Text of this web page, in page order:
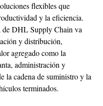
flexibles que
y la eficiencia.
de DHL Supply Chain va
y distribución,
agregado como la
administración y
la cadena de suministro y la
terminados.